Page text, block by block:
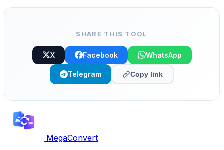
SHARE THIS TOOL
X Facebook WhatsApp
Telegram Copy link
MegaConvert